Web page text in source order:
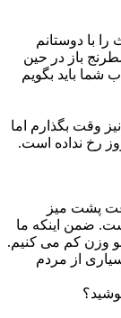
با دوستانم
باز در حین
شما باید بگویم
وقت بگذارم اما
رخ نداده است.
پشت میز
ضمن اینکه ما
وزن کم می کنیم.
از مردم